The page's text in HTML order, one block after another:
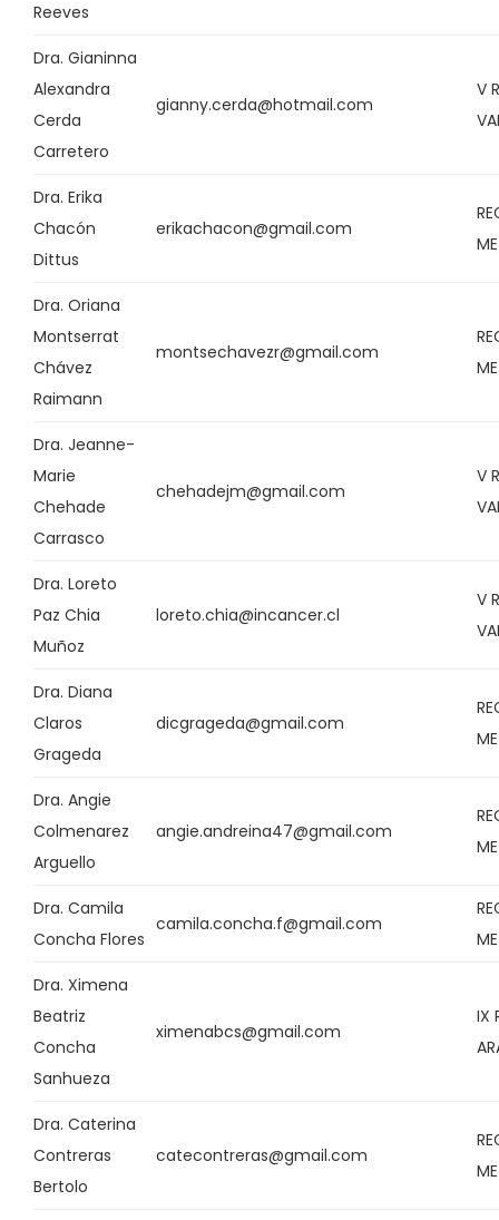
Reeves
Dra. Gianinna
Alexandra
Cerda
Carretero
gianny.cerda@hotmail.com
V
Dra. Erika
Chacón
Dittus
erikachacon@gmail.com
Dra. Oriana
Montserrat
Chávez
Raimann
montsechavezr@gmail.com
Dra. Jeanne-
Marie
Chehade
Carrasco
chehadejm@gmail.com
V
Dra. Loreto
Paz Chia
Muñoz
loreto.chia@incancer.cl
V
Dra. Diana
Claros
Grageda
dicgrageda@gmail.com
Dra. Angie
Colmenarez
Arguello
angie.andreina47@gmail.com
Dra. Camila
Concha Flores
camila.concha.f@gmail.com
Dra. Ximena
Beatriz
Concha
Sanhueza
ximenabcs@gmail.com
IX
Dra. Caterina
Contreras
Bertolo
catecontreras@gmail.com